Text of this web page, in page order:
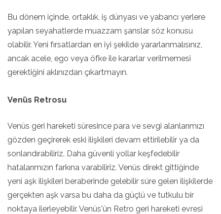
Bu dönem içinde, ortaklık, iş dünyası ve yabancı yerlere
yapılan seyahatlerde muazzam şanslar söz konusu
olabilir. Yeni fırsatlardan en iyi şekilde yararlanmalısınız,
ancak acele, ego veya öfke ile kararlar verilmemesi
gerektiğini aklınızdan çıkartmayın.
Venüs Retrosu
Venüs geri hareketi süresince para ve sevgi alanlarımızı
gözden geçirerek eski ilişkileri devam ettirilebilir ya da
sonlandırabiliriz. Daha güvenli yollar keşfedebilir
hatalarımızın farkına varabiliriz. Venüs direkt gittiğinde
yeni aşk ilişkileri beraberinde gelebilir süre gelen ilişkilerde
gerçekten aşk varsa bu daha da güçlü ve tutkulu bir
noktaya ilerleyebilir. Venüs'ün Retro geri hareketi evresi